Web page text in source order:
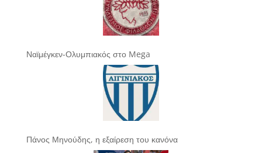
Ναϊμέγκεν-Ολυμπιακός στο Mega
Πάνος Μηνούδης, η εξαίρεση του κανόνα